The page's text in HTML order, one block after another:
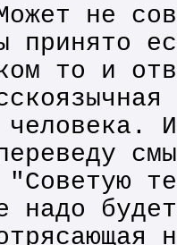
не
принято
то и
надо